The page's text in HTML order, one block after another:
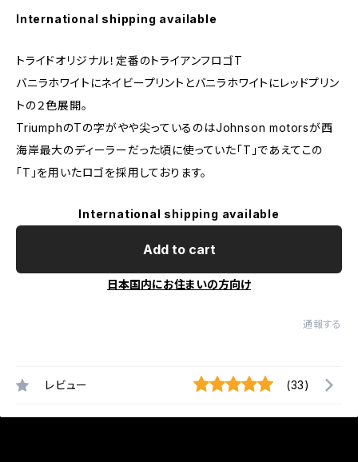
International shipping available
トライドオリジナル！定番のトライアンフロゴT
バニラホワイトにネイビープリントとバニラホワイトにレッドプリン
トの２色展開。
TriumphのTの字がやや尖っているのはJohnson motorsが西
海岸最大のディーラーだった頃に使っていた「T」であえてこの
「T」を用いたロゴを採用しております。
International shipping available
Add to cart
日本国内にお住まいの方向け
通報する
レビュー (33)